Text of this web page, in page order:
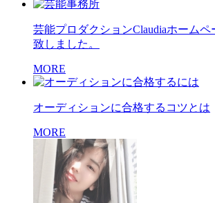
芸能プロダクションClaudiaホーム
致しました。
MORE
オーディションに合格するコツとは
MORE